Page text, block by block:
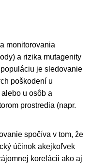
monitorovania
a rizika mutagenity
je sledovanie
poškodení u
u osôb a
prostredia (napr.
spočíva v tom, že
účinok akejkoľvek
korelácii ako aj